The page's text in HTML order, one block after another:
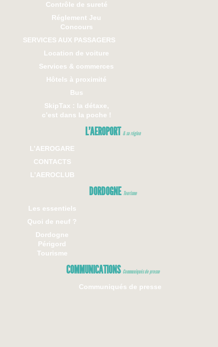
Contrôle de sureté
Réglement Jeu
Concours
SERVICES AUX PASSAGERS
Location de voiture
Services & commerces
Hôtels à proximité
Bus
SkipTax : la détaxe,
c’est dans la poche !
L’AEROPORT& sa région
L’AEROGARE
CONTACTS
L’AEROCLUB
DORDOGNE Tourisme
Les essentiels
Quoi de neuf ?
Dordogne
Périgord
Tourisme
COMMUNICATIONS Communiqués de presse
Communiqués de presse